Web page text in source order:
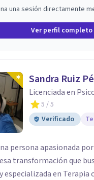
una sesión directamente
Ver perfil completo
Sandra Ruiz
Licenciada en
5 / 5
Verificado
persona apasionada
transformación que
especializada en Terapia